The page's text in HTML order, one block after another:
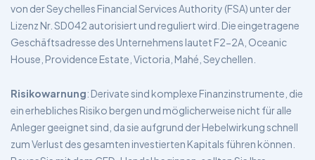
von der Seychelles Financial Services Authority (FSA) unter der
Lizenz Nr. SD042 autorisiert und reguliert wird. Die eingetragene
Geschäftsadresse des Unternehmens lautet F2-2A, Oceanic
House, Providence Estate, Victoria, Mahé, Seychellen.
Risikowarnung: Derivate sind komplexe Finanzinstrumente, die
ein erhebliches Risiko bergen und möglicherweise nicht für alle
Anleger geeignet sind, da sie aufgrund der Hebelwirkung schnell
zum Verlust des gesamten investierten Kapitals führen können.